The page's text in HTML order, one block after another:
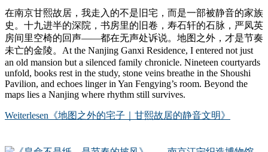
在南京甘熙故居，我走入的不是旧宅，而是一部被静音的家族
史。十九进半的深院，书房里的旧卷，寿石轩的石脉，严凤英
房间里空椅的回声——都在无声处诉说。地图之外，才是节奏
未亡的金陵。At the Nanjing Ganxi Residence, I entered not just
an old mansion but a silenced family chronicle. Nineteen courtyards
unfold, books rest in the study, stone veins breathe in the Shoushi
Pavilion, and echoes linger in Yan Fengying’s room. Beyond the
maps lies a Nanjing where rhythm still survives.
Weiterlesen 《地图之外的宅子｜甘熙故居的静音文明》